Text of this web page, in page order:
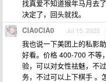
找真爱不知道猴年马月去
决定了，回头就找。
ClA0ClA0 Jul 15, 2025
我也说一下美团上的私影
好看。价格 400-700 不等
验，可以对女性祛魅，不
务，不过可以上下棋手 。